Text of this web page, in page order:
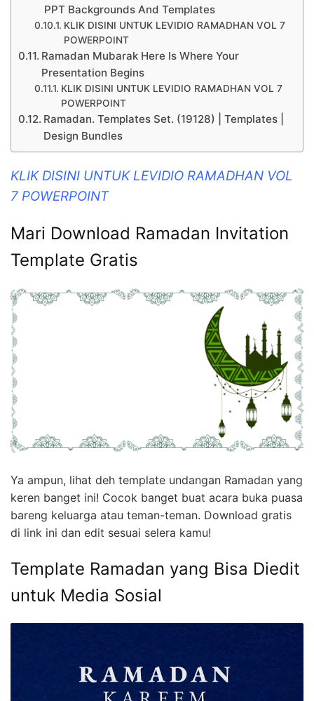
PPT Backgrounds And Templates
KLIK DISINI UNTUK LEVIDIO RAMADHAN VOL 7
POWERPOINT
Ramadan Mubarak Here Is Where Your
Presentation Begins
KLIK DISINI UNTUK LEVIDIO RAMADHAN VOL 7
POWERPOINT
Ramadan. Templates Set. (19128) | Templates |
Design Bundles
KLIK DISINI UNTUK LEVIDIO RAMADHAN VOL
7 POWERPOINT
Mari Download Ramadan Invitation
Template Gratis
Ya ampun, lihat deh template undangan Ramadan yang
keren banget ini! Cocok banget buat acara buka puasa
bareng keluarga atau teman-teman. Download gratis
di link ini dan edit sesuai selera kamu!
Template Ramadan yang Bisa Diedit
untuk Media Sosial